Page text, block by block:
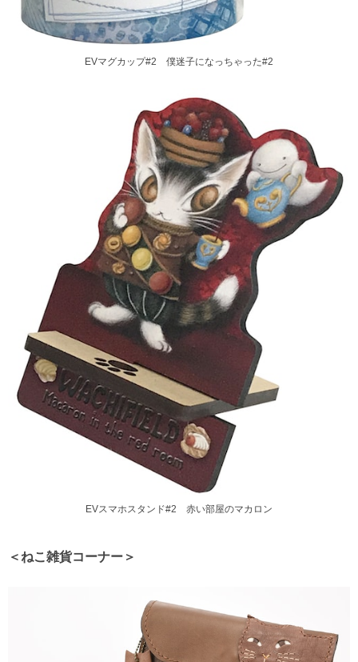
EVマグカップ#2 僕迷子になっちゃった#2
EVスマホスタンド#2 赤い部屋のマカロン
＜ねこ雑貨コーナー＞